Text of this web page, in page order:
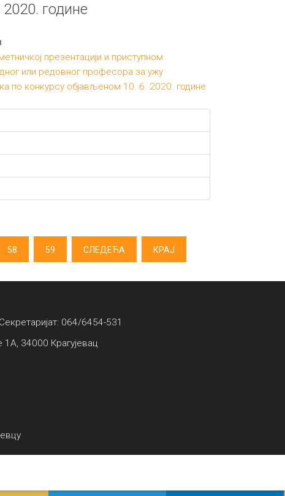
године
презентацији и приступном
или редовног професора за ужу
по конкурсу објављеном 10. 6. 2020. године
58 59 СЛЕДЕЋА КРАЈ
064/6454-531
34000 Крагујевац